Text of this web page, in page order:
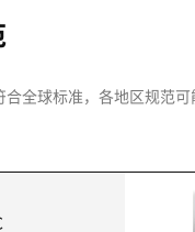
合全球标准，各地区规范可